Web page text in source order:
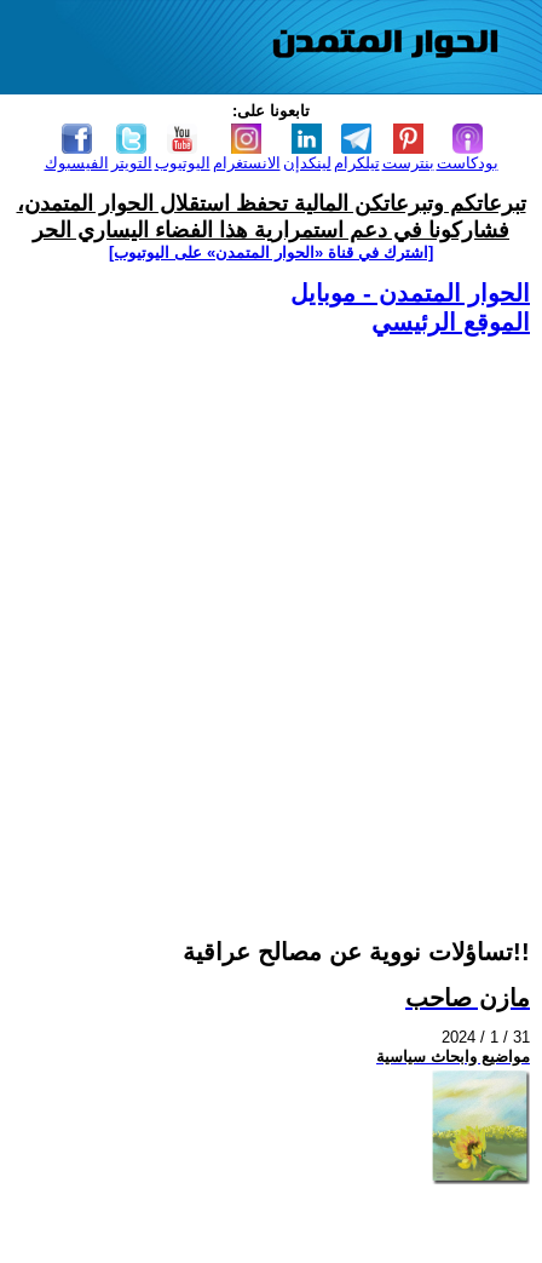
تابعونا على:
الفيسبوك التويتر اليوتيوب الانستغرام لينكدإن تيلكرامبنترست بودكاست
تبرعاتكم وتبرعاتكن المالية تحفظ استقلال الحوار المتمدن،
فشاركونا في دعم استمرارية هذا الفضاء اليساري الحر
[اشترك في قناة ‫«الحوار المتمدن» على اليوتيوب]
الحوار المتمدن - موبايل
الموقع الرئيسي
تساؤلات نووية عن مصالح عراقية!!
مازن صاحب
2024 / 1 / 31
مواضيع وابحاث سياسية